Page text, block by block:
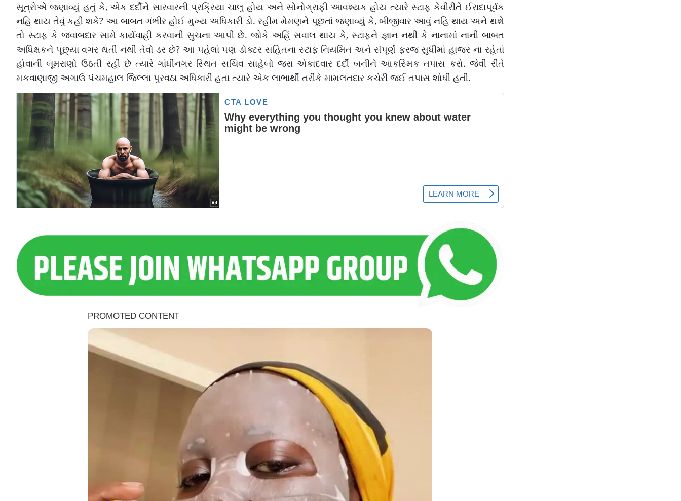
સૂત્રોએ જણાવ્યું હતું કે, એક દર્દીને સારવારની પ્રક્રિયા ચાલુ હોય અને સોનોગ્રાફી આવશ્યક હોય ત્યારે સ્ટાફ કેવીરીતે ઈરાદાપૂર્વક
નહિ થાય તેવું કહી શકે? આ બાબત ગંભીર હોઈ મુખ્ય અધિકારી ડો. રહીમ મેમણને પૂછતાં જણાવ્યું કે, બીજીવાર આવું નહિ થાય અને થશે
તો સ્ટાફ કે જવાબદાર સામે કાર્યવાહી કરવાની સુચના આપી છે. જોકે અહિં સવાલ થાય કે, સ્ટાફને જ્ઞાન નથી કે નાનામાં નાની બાબત
અધિક્ષકને પૂછ્યા વગર થતી નથી તેવો ડર છે? આ પહેલાં પણ ડોક્ટર સહિતના સ્ટાફ નિયમિત અને સંપૂર્ણ ફરજ સુધીમાં હાજર ના રહેતાં
હોવાની બૂમરાણો ઉઠતી રહી છે ત્યારે ગાંધીનગર સ્થિત સચિવ સાહેબો જરા એકાદવાર દર્દી બનીને આકસ્મિક તપાસ કરો. જેવી રીતે
મકવાણાજી અગાઉ પંચમહાલ જિલ્લા પુરવઠા અધિકારી હતા ત્યારે એક લાભાર્થી તરીકે મામલતદાર કચેરી જઈ તપાસ શોધી હતી.